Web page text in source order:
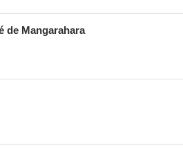
de Mangarahara